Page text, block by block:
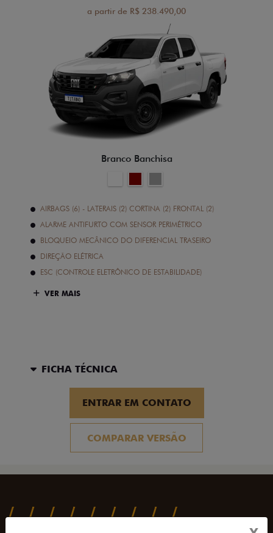
a partir de R$ 238.490,00
Branco Banchisa
AIRBAGS (6) - LATERAIS (2) CORTINA (2) FRONTAL (2)
ALARME ANTIFURTO COM SENSOR PERIMÉTRICO
BLOQUEIO MECÂNICO DO DIFERENCIAL TRASEIRO
DIREÇÃO ELÉTRICA
ESC (CONTROLE ELETRÔNICO DE ESTABILIDADE)
VER MAIS
FICHA TÉCNICA
ENTRAR EM CONTATO
COMPARAR VERSÃO